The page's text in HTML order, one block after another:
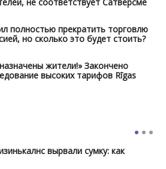
полностью прекратить торговлю
но сколько это будет стоить?
жители!» Закончено
высоких тарифов Rīgas
вырвали сумку: как